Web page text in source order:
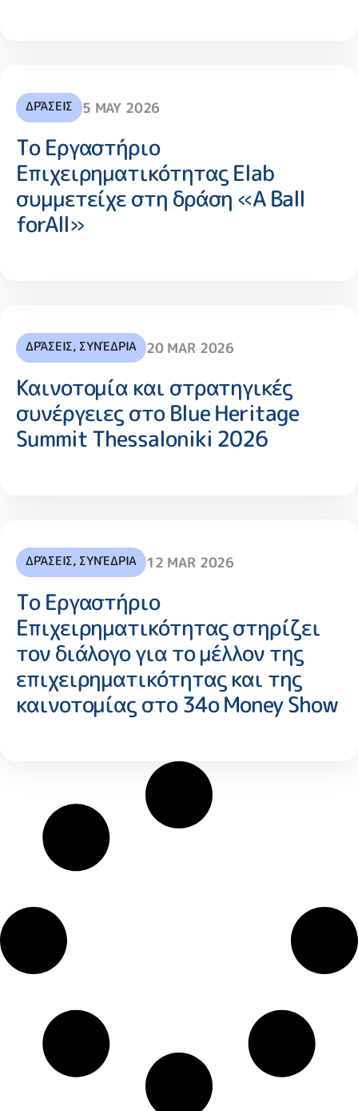
ΔΡΆΣΕΙΣ 5 MAY 2026
Το Εργαστήριο
Επιχειρηματικότητας Elab
συμμετείχε στη δράση «A Ball
forAll»
ΔΡΆΣΕΙΣ, ΣΥΝΈΔΡΙΑ 20 MAR 2026
Καινοτομία και στρατηγικές
συνέργειες στο Blue Heritage
Summit Thessaloniki 2026
ΔΡΆΣΕΙΣ, ΣΥΝΈΔΡΙΑ 12 MAR 2026
Το Εργαστήριο
Επιχειρηματικότητας στηρίζει
τον διάλογο για το μέλλον της
επιχειρηματικότητας και της
καινοτομίας στο 34ο Money Show